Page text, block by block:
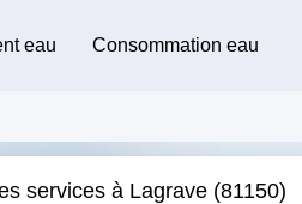
eau Consommation eau
services à Lagrave (81150)